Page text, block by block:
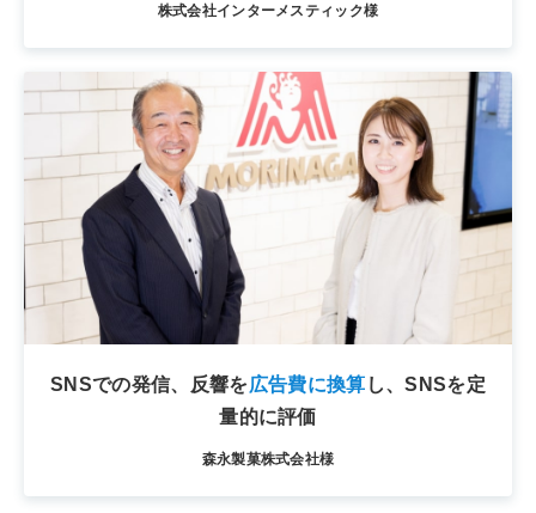
株式会社インターメスティック様
SNSでの発信、反響を広告費に換算 し、SNSを定
量的に評価
森永製菓株式会社様